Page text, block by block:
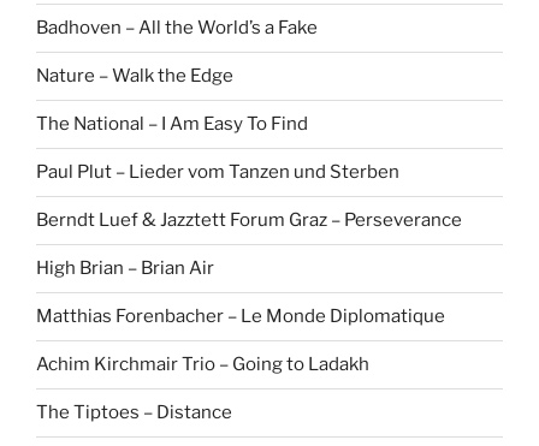
Badhoven – All the World’s a Fake
Nature – Walk the Edge
The National – I Am Easy To Find
Paul Plut – Lieder vom Tanzen und Sterben
Berndt Luef & Jazztett Forum Graz – Perseverance
High Brian – Brian Air
Matthias Forenbacher – Le Monde Diplomatique
Achim Kirchmair Trio – Going to Ladakh
The Tiptoes – Distance